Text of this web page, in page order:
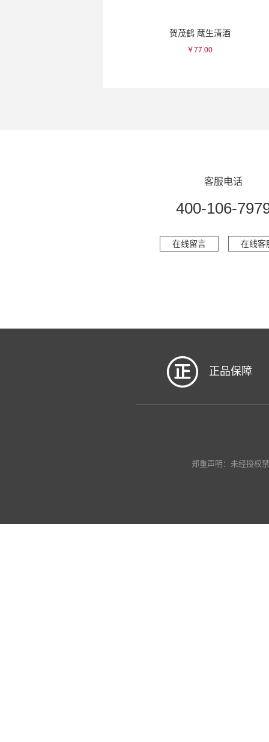
贺茂鹤 蔵生清酒
￥77.00
客服电话
400-106-
在线留言 在线客
正品保障
郑重声明：未经授权